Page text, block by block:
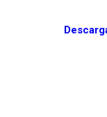
GABRIEL
Médicos: